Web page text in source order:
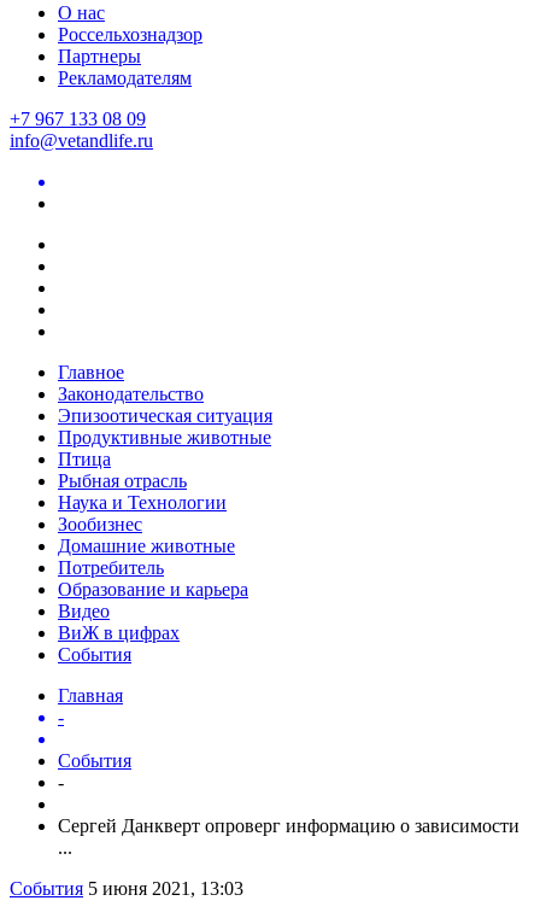
О нас
Россельхознадзор
Партнеры
Рекламодателям
+7 967 133 08 09
info@vetandlife.ru
Главное
Законодательство
Эпизоотическая ситуация
Продуктивные животные
Птица
Рыбная отрасль
Наука и Технологии
Зообизнес
Домашние животные
Потребитель
Образование и карьера
Видео
ВиЖ в цифрах
События
Главная
-
События
-
Сергей Данкверт опроверг информацию о зависимости
...
События 5 июня 2021, 13:03